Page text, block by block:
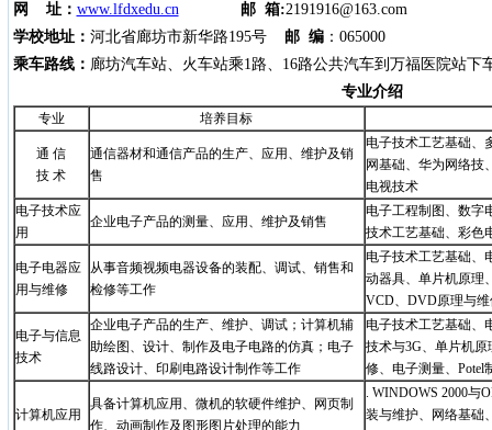
网 址： www.lfdxedu.cn 邮 箱:2191916@163.com
学校地址： 河北省廊坊市新华路195号 邮 编：065000
乘车路线： 廊坊汽车站、火车站乘1路、16路公共汽车到万福医院站下
专业介绍
专业 培养目标
通 信
技 术
通信器材和通信产品的生产、应用、维护及销
售
电子技术工艺基础、
网基础、华为网络技
电视技术
电子技术应
用
企业电子产品的测量、应用、维护及销售
电子工程制图、数字
技术工艺基础、彩色
电子电器应
用与维修
从事音频视频电器设备的装配、调试、销售和
检修等工作
电子技术工艺基础、
动器具、单片机原理
VCD、DVD原理与维
电子与信息
技术
企业电子产品的生产、维护、调试；计算机辅
助绘图、设计、制作及电子电路的仿真；电子
线路设计、印刷电路设计制作等工作
电子技术工艺基础、
技术与3G、单片机
修、电子测量、Potel
计算机应用
具备计算机应用、微机的软硬件维护、网页制
作、动画制作及图形图片处理的能力
. WINDOWS 2000与
装与维护、网络基础